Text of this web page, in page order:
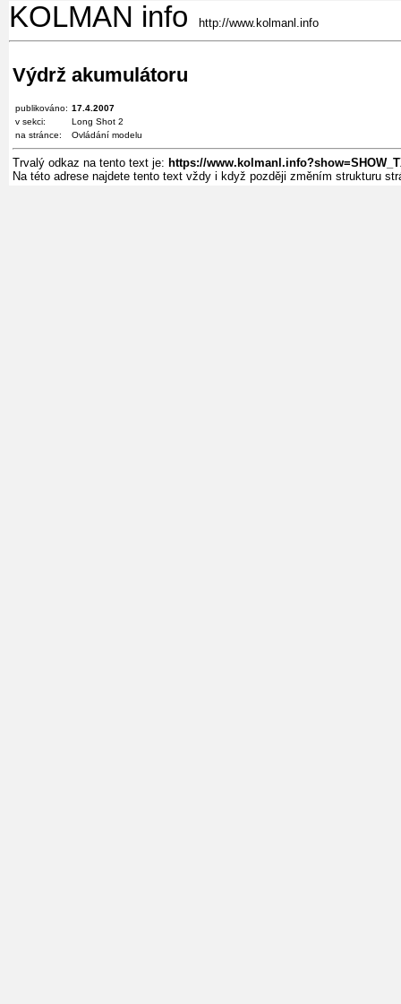
KOLMAN info http://www.kolmanl.info
Výdrž akumulátoru
publikováno: 17.4.2007
v sekci:
Long Shot 2
na stránce:
Ovládání modelu
Trvalý odkaz na tento text je: https://
Na této adrese najdete tento text vždy i když později změním strukturu